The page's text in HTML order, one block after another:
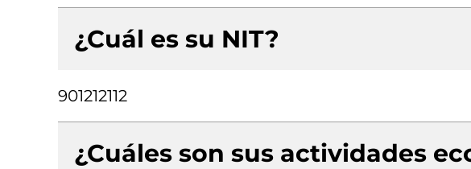
¿Cuál es su NIT?
901212112
¿Cuáles son sus actividades